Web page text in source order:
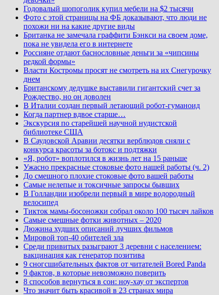
Годовалый шопоголик купил мебели на $2 тысячи
Фото с этой страницы на ФБ доказывают, что люди не
похожи ни на какие другие виды
Британка не замечала граффити Бэнкси на своем доме,
пока не увидела его в интернете
Россияне отдают баснословные деньги за «чипсины
редкой формы»
Власти Костромы просят не смотреть на их Снегурочку
днем
Британскому дедушке выставили гигантский счет за
Рождество, но он доволен
В Италии создан первый летающий робот-гуманоид
Когда партнер вдвое старше…
Экскурсия по старейшей научной нудистской
библиотеке США
В Саудовской Аравии десятки верблюдов сняли с
конкурса красоты за ботокс и подтяжки
«Я, робот» воплотился в жизнь лет на 15 раньше
Ужасно прекрасные стоковые фото нашей работы (ч. 2)
До смешного плохие стоковые фото вашей работы
Самые нелепые и токсичные запросы бывших
В Голландии изобрели первый в мире водородный
велосипед
Тикток мамы-босоножки собрал около 100 тысяч лайков
Самые смешные фотки животных – 2020
Дюжина худших описаний лучших фильмов
Мировой топ-40 обителей зла
Среди привитых разыграют 3 деревни с населением:
вакцинация как генератор позитива
9 сногсшибательных фактов от читателей Bored Panda
9 фактов, в которые невозможно поверить
8 способов вернуться в сон: ноу-хау от экспертов
Что значит быть красивой в 23 странах мира